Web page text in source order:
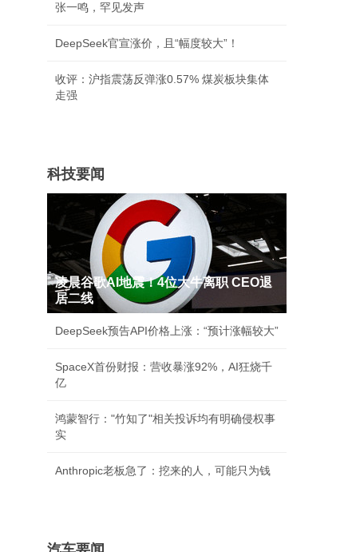
张一鸣，罕见发声
DeepSeek官宣涨价，且“幅度较大”！
收评：沪指震荡反弹涨0.57% 煤炭板块集体
走强
科技要闻
凌晨谷歌AI地震！4位大牛离职 CEO退
居二线
DeepSeek预告API价格上涨：“预计涨幅较大”
SpaceX首份财报：营收暴涨92%，AI狂烧千
亿
鸿蒙智行："竹知了"相关投诉均有明确侵权事
实
Anthropic老板急了：挖来的人，可能只为钱